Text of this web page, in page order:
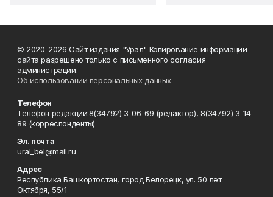
© 2020-2026 Сайт издания "Урал" Копирование информации
сайта разрешено только с письменного согласия
администрации.
Об использовании персональных данных
Телефон
Телефон редакции:8(34792) 3-06-69 (редактор), 8(34792) 3-14-
89 (корреспонденты)
Эл. почта
ural_bel@mail.ru
Адрес
Республика Башкортостан, город Белорецк, ул. 50 лет
Октября, 55/1